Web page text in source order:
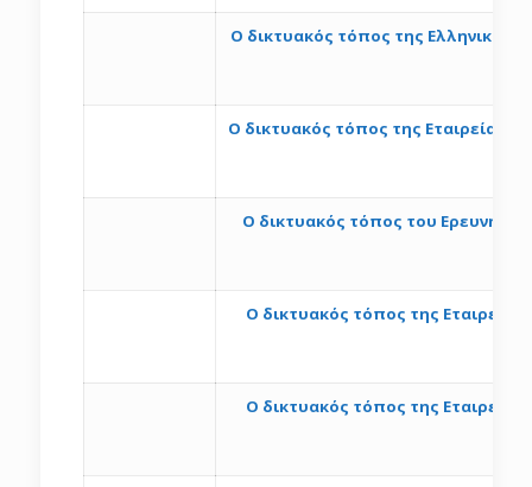
Ο δικτυακός τόπος της Ελληνικής
Ο δικτυακός τόπος της Εταιρείας
Ο δικτυακός τόπος του
Ο δικτυακός τόπος της Εταιρείας
O δικτυακός τόπος της